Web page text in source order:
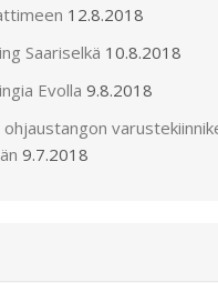
12.8.2018
Saariselkä 10.8.2018
Evolla 9.8.2018
9.7.2018